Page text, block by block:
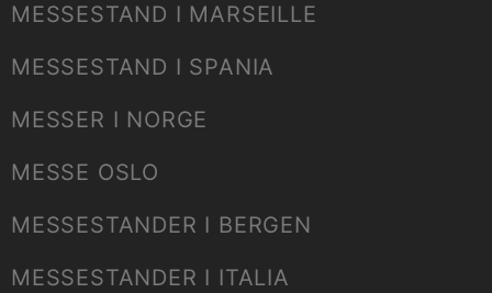
MESSESTAND I MARSEILLE
MESSESTAND I SPANIA
MESSER I NORGE
MESSE OSLO
MESSESTANDER I BERGEN
MESSESTANDER I ITALIA